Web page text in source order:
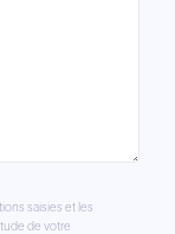
saisies et les
de votre